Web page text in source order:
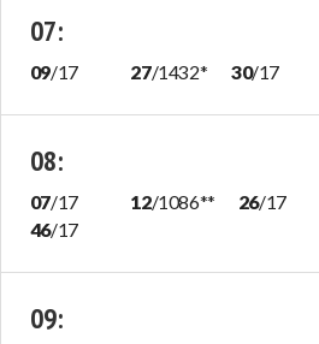
07:
09/17 27/1432* 30/17
08:
07/17 12/1086** 26/17
46/17
09: